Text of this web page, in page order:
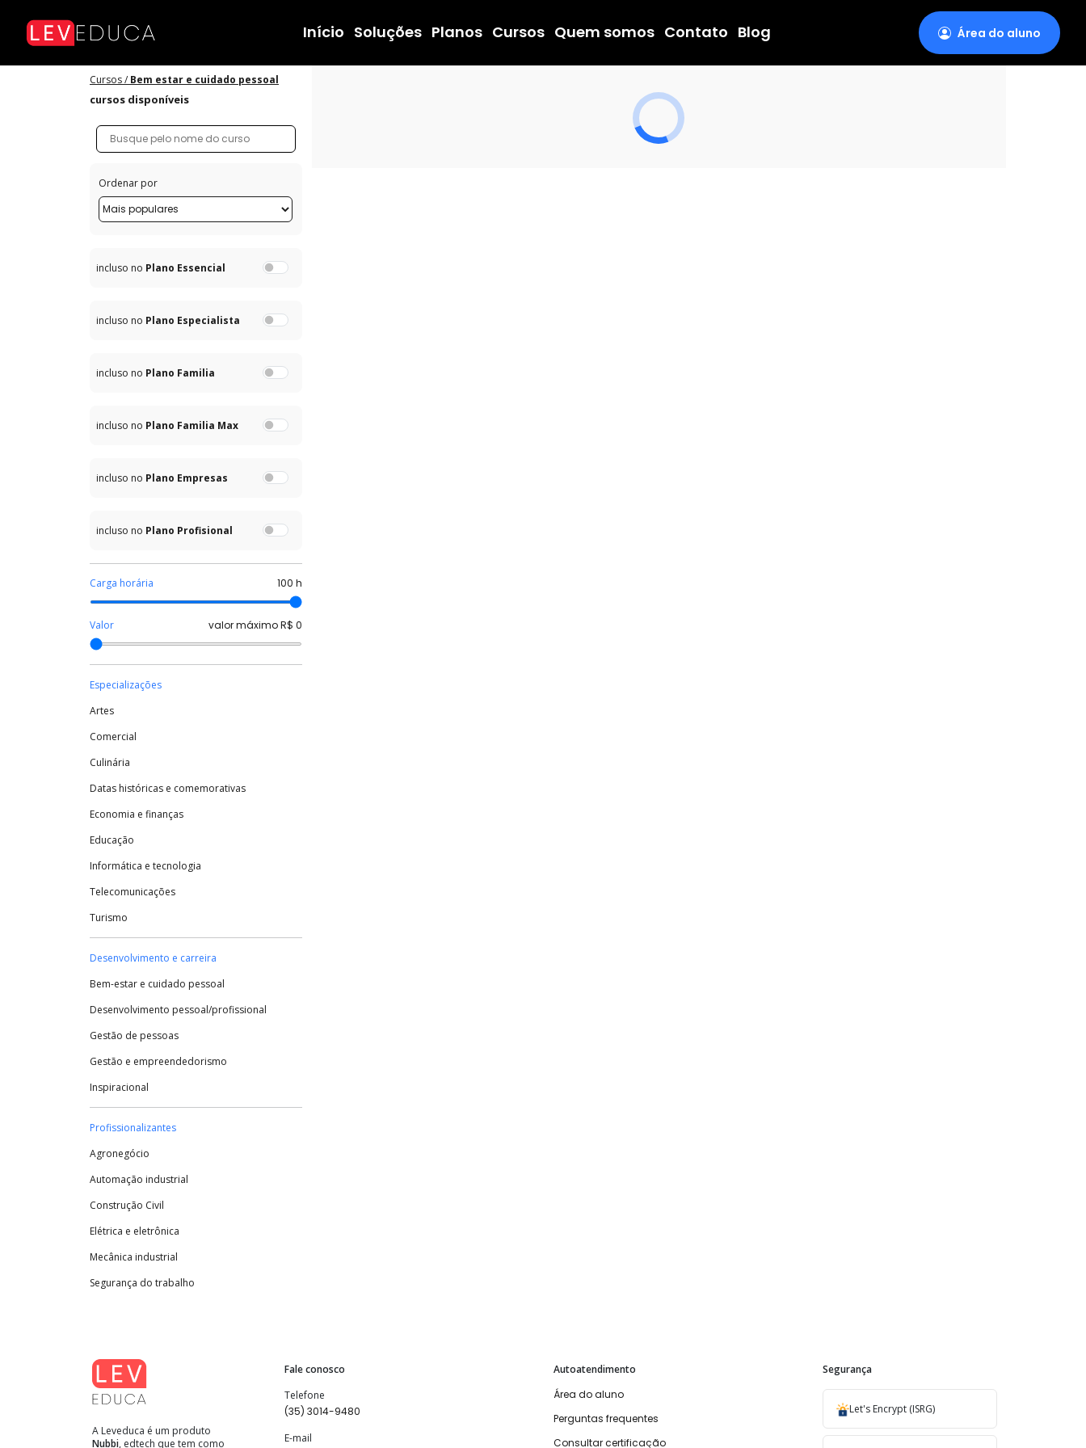
Início Soluções Planos Cursos Quem somos Contato Blog Área do aluno
Cursos / Bem estar e cuidado pessoal
cursos disponíveis
Ordenar por
incluso no Plano Essencial
incluso no Plano Especialista
incluso no Plano Familia
incluso no Plano Familia Max
incluso no Plano Empresas
incluso no Plano Profisional
Carga horária 100 h
Valor valor máximo R$ 0
Especializações
Artes
Comercial
Culinária
Datas históricas e comemorativas
Economia e finanças
Educação
Informática e tecnologia
Telecomunicações
Turismo
Desenvolvimento e carreira
Bem-estar e cuidado pessoal
Desenvolvimento pessoal/profissional
Gestão de pessoas
Gestão e empreendedorismo
Inspiracional
Profissionalizantes
Agronegócio
Automação industrial
Construção Civil
Elétrica e eletrônica
Mecânica industrial
Segurança do trabalho
A Leveduca é um produto
Nubbi, edtech que tem como
Fale conosco
Telefone
(35) 3014-9480
E-mail
Autoatendimento
Área do aluno
Perguntas frequentes
Consultar certificação
Segurança
Let's Encrypt (ISRG)